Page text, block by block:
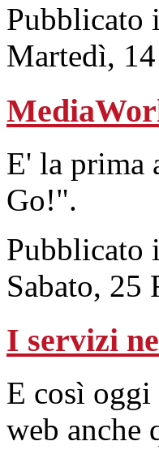
Pubblicato
Martedì,
E' la prima
Go!".
Pubblicato
Sabato, 25
I servizi
E così
web anche